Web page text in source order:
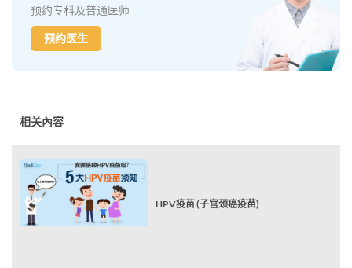
预约专科及普通医师
预约医生
相关內容
HPV疫苗 (子宫颈癌疫苗)